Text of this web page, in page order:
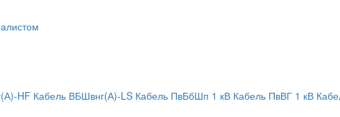
HF Кабель ВБШвнг(А)-LS Кабель ПвБбШп 1 кВ Кабель ПвВГ 1 кВ